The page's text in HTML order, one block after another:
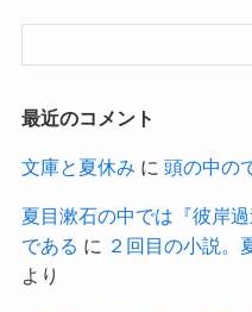
最近のコメント
文庫と夏休み に 頭の中の
夏目漱石の中では『彼岸
である に ２回目の小説。
より